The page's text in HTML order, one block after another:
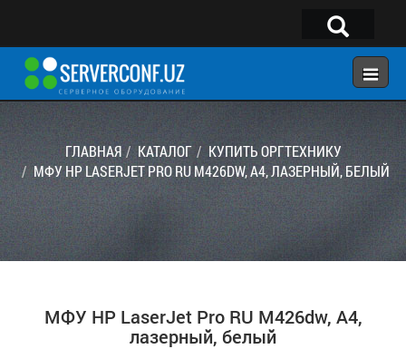
×
ГЛАВНАЯ
КОНФИГУРАТОР
КАТАЛОГ
УСЛУГИ
Telegram:@serverconf_uz
Тел: (90) 932-18-00
ГЛАВНАЯ КАТАЛОГ
КУПИТЬ ОРГТЕХНИКУ
МФУ HP LASERJET PRO RU M426DW, A4, ЛАЗЕРНЫЙ, БЕЛЫЙ
МФУ HP LaserJet Pro RU M426dw, A4,
лазерный, белый